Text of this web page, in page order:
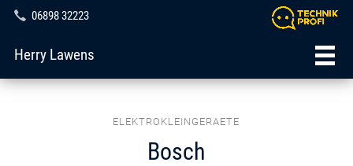
06898 32223
Herry Lawens
ELEKTROKLEINGERAETE
Bosch